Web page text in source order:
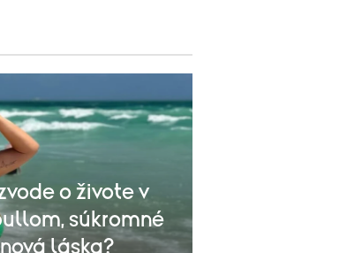
o živote v
súkromné
láska?